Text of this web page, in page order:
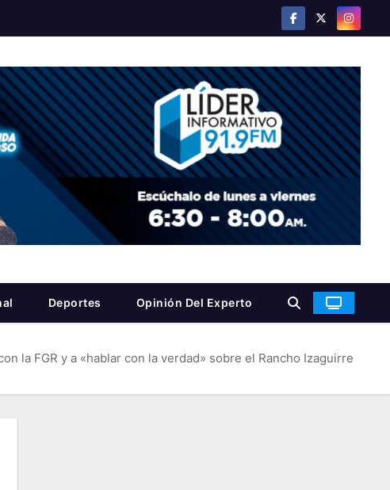
Deportes Opinión Del Experto
la FGR y a «hablar con la verdad» sobre el Rancho Izaguirre